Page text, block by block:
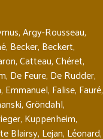
,Argy-Rousseau,
, Becker, Beckert,
,Catteau,Chéret,
, De Feure, De Rudder,
, Emmanuel, Falise, Fauré,
,Gröndahl,
, Kuppenheim,
Blairsy, Lejan, Léonard,